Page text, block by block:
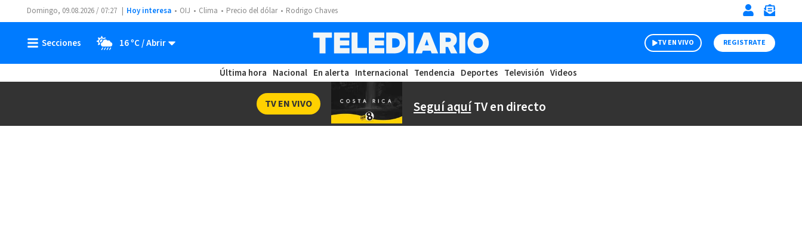
Domingo, 09.08.2026 / 07:27 Hoy interesa OIJ Clima Precio del dólar Rodrigo Chaves
16 ºC TV EN VIVO REGISTRATE
Última hora Nacional En alerta Internacional Tendencia Deportes Televisión Videos
Seguí aquíTV en directo
TV EN VIVO